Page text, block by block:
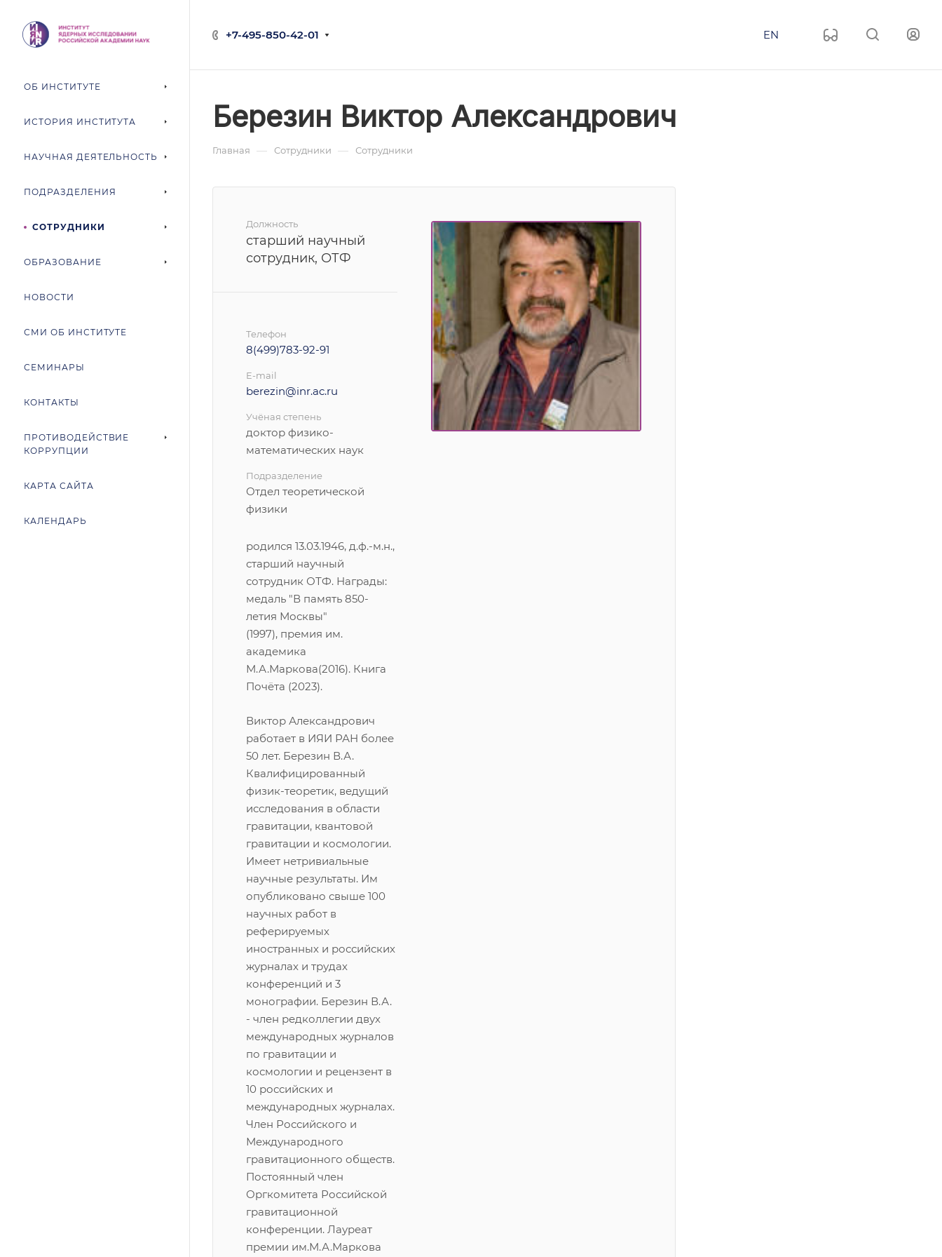
+7-495-850-42-01 EN
ОБ ИНСТИТУТЕ
ИСТОРИЯ ИНСТИТУТА
НАУЧНАЯ ДЕЯТЕЛЬНОСТЬ
ПОДРАЗДЕЛЕНИЯ
СОТРУДНИКИ
ОБРАЗОВАНИЕ
НОВОСТИ
СМИ ОБ ИНСТИТУТЕ
СЕМИНАРЫ
КОНТАКТЫ
ПРОТИВОДЕЙСТВИЕ
КОРРУПЦИИ
КАРТА САЙТА
КАЛЕНДАРЬ
Березин Виктор Александрович
Главная — Сотрудники — Сотрудники
Должность
старший научный
сотрудник, ОТФ
Телефон
8(499)783-92-91
E-mail
berezin@inr.ac.ru
Учёная степень
доктор физико-
математических наук
Подразделение
Отдел теоретической
физики
родился 13.03.1946, д.ф.-м.н.,
старший научный
сотрудник ОТФ. Награды:
медаль "В память 850-
летия Москвы"
(1997), премия им.
академика
М.А.Маркова(2016). Книга
Почёта (2023).
Виктор Александрович
работает в ИЯИ РАН более
50 лет. Березин В.А.
Квалифицированный
физик-теоретик, ведущий
исследования в области
гравитации, квантовой
гравитации и космологии.
Имеет нетривиальные
научные результаты. Им
опубликовано свыше 100
научных работ в
реферируемых
иностранных и российских
журналах и трудах
конференций и 3
монографии. Березин В.А.
- член редколлегии двух
международных журналов
по гравитации и
космологии и рецензент в
10 российских и
международных журналах.
Член Российского и
Международного
гравитационного обществ.
Постоянный член
Оргкомитета Российской
гравитационной
конференции. Лауреат
премии им.М.А.Маркова